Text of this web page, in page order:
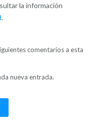
la información
.
comentarios a esta
nueva entrada.